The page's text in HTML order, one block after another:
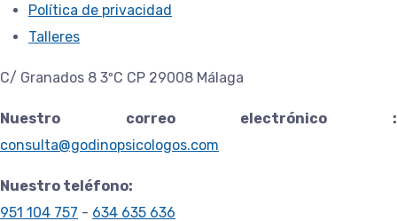
Política de privacidad
Talleres
C/ Granados 8 3ºC CP 29008 Málaga
Nuestro correo electrónico :
consulta@godinopsicologos.com
Nuestro teléfono:
951 104 757 - 634 635 636